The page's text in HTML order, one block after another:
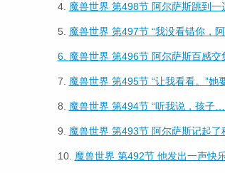
4. 魔兽世界 第498节 阿尔萨斯跳到
5. 魔兽世界 第497节 “我没看错你，
6. 魔兽世界 第496节 阿尔萨斯百感
7. 魔兽世界 第495节 “让我看看。”她
8. 魔兽世界 第494节 “听我说，孩
9. 魔兽世界 第493节 阿尔萨斯记起
10. 魔兽世界 第492节 他发出一声快